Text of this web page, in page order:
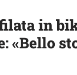
in
«Bello